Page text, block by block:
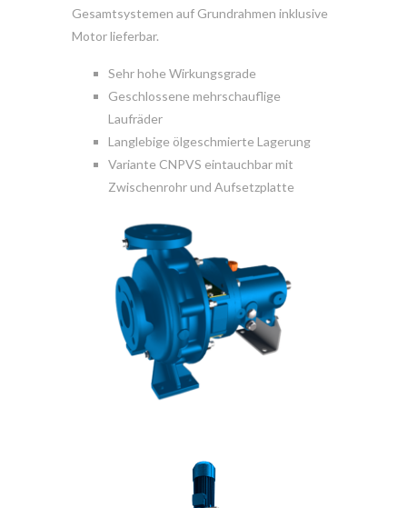
Gesamtsystemen auf Grundrahmen inklusive
Motor lieferbar.
Sehr hohe Wirkungsgrade
Geschlossene mehrschauflige
Laufräder
Langlebige ölgeschmierte Lagerung
Variante CNPVS eintauchbar mit
Zwischenrohr und Aufsetzplatte